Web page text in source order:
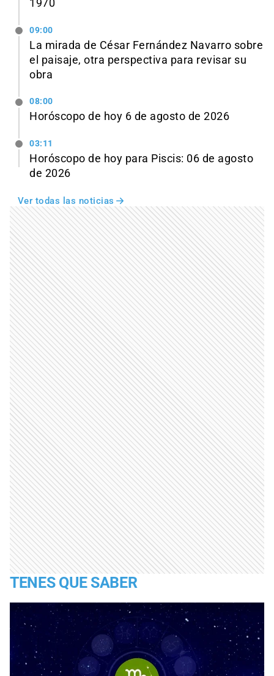
1970
09:00
La mirada de César Fernández Navarro sobre
el paisaje, otra perspectiva para revisar su
obra
08:00
Horóscopo de hoy 6 de agosto de 2026
03:11
Horóscopo de hoy para Piscis: 06 de agosto
de 2026
Ver todas las noticias
TENES QUE SABER